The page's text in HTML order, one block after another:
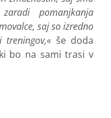
pomanjkanja
saj so izredno
še doda
bo na sami trasi v